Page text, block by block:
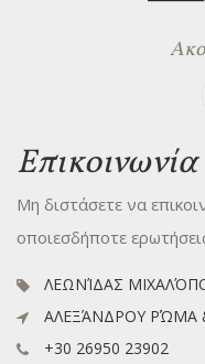
Επικοινωνία
Μη διστάσετε να
οποιεσδήποτε
ΛΕΩΝΊΔΑΣ
ΑΛΕΞΆΝΔΡΟΥ ΡΏΜΑ
+30 26950 23902